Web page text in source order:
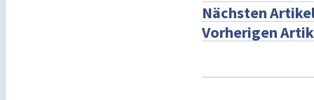
Nächsten
Vorherigen